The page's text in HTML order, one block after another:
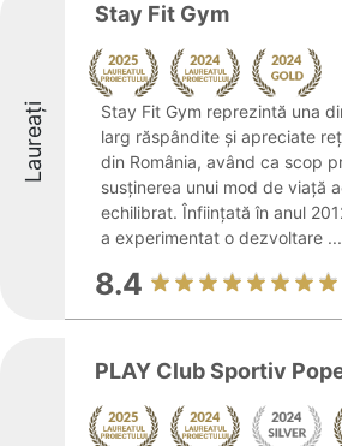
Laureați
Stay Fit Gym
Stay Fit Gym reprezintă una
larg răspândite și apreciate
din România, având ca scop
susținerea unui mod de viață
echilibrat. Înființată în anul
a experimentat o dezvoltare ...
8.4
PLAY Club Sportiv